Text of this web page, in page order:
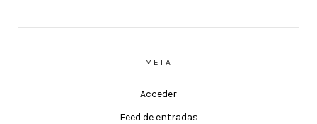
META
Acceder
Feed de entradas